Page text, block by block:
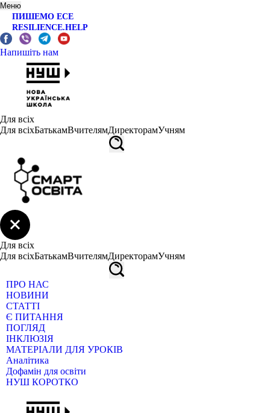
Меню
ПИШЕМО ЕСЕ
RESILIENCE.HELP
Напишіть нам
Для всіх
Для всіхБатькамВчителямДиректорамУчням
Для всіх
Для всіхБатькамВчителямДиректорамУчням
ПРО НАС
НОВИНИ
СТАТТІ
Є ПИТАННЯ
ПОГЛЯД
ІНКЛЮЗІЯ
МАТЕРІАЛИ ДЛЯ УРОКІВ
Аналітика
Дофамін для освіти
НУШ КОРОТКО